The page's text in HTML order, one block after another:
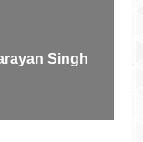
Singh